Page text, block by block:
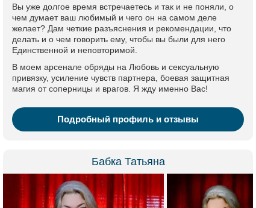
Вы уже долгое время встречаетесь и так и не поняли, о
чем думает ваш любимый и чего он на самом деле
желает? Дам четкие разъяснения и рекомендации, что
делать и о чем говорить ему, чтобы вы были для него
Единственной и неповторимой.
В моем арсенале обряды на Любовь и сексуальную
привязку, усиление чувств партнера, боевая защитная
магия от соперницы и врагов. Я жду именно Вас!
Подробный профиль и отзывы
Бабка Татьяна